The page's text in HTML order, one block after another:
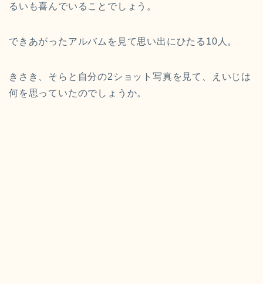
るいも喜んでいることでしょう。
できあがったアルバムを見て思い出にひたる10人。
きさき、そらと自分の2ショット写真を見て、えいじは
何を思っていたのでしょうか。